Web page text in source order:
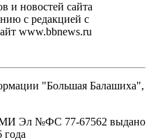
и новостей сайта
с редакцией с
www.bbnews.ru
"Большая Балашиха",
Эл №ФС ‎77-67562 выдано
года